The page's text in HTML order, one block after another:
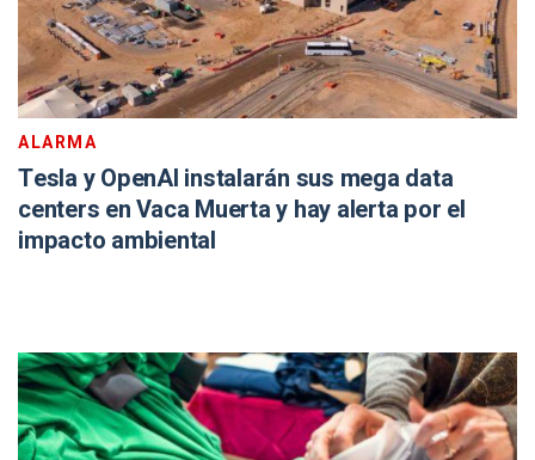
ALARMA
Tesla y OpenAI instalarán sus mega data
centers en Vaca Muerta y hay alerta por el
impacto ambiental